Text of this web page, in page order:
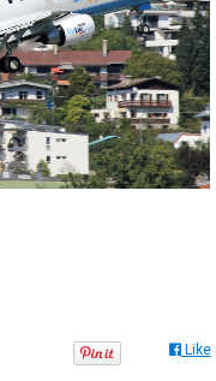
Like